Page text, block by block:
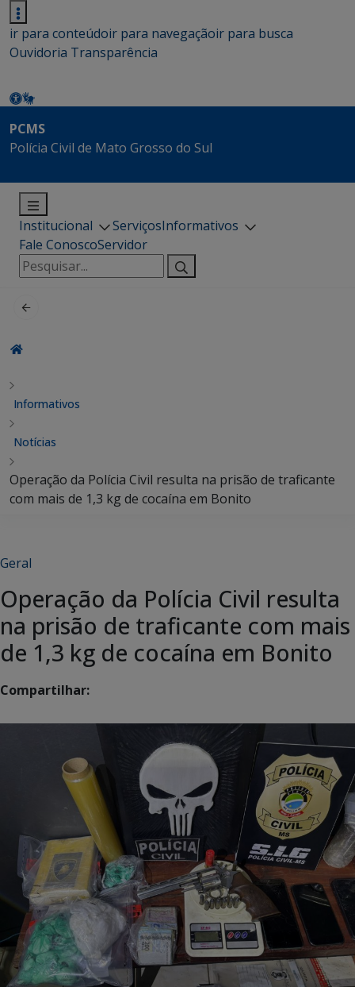
ir para conteúdoir para navegaçãoir para busca
Ouvidoria Transparência
PCMS
Polícia Civil de Mato Grosso do Sul
Institucional ServiçosInformativos
Fale ConoscoServidor
Pesquisar
por:
Informativos
Notícias
Operação da Polícia Civil resulta na prisão de traficante
com mais de 1,3 kg de cocaína em Bonito
Geral
Operação da Polícia Civil resulta
na prisão de traficante com mais
de 1,3 kg de cocaína em Bonito
Compartilhar: